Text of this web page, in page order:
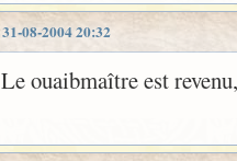
31-08-2004 20:32
Le ouaibmaître est